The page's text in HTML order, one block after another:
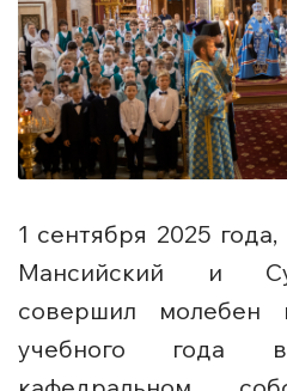
1 сентября 2025
Мансийский и
совершил молебен
учебного года в